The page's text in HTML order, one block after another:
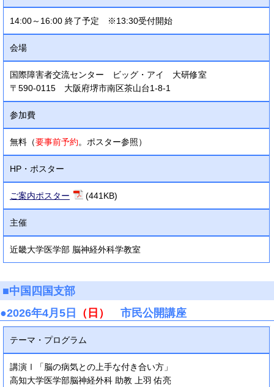
14:00～16:00 終了予定 ※13:30受付開始
会場
国際障害者交流センター ビッグ・アイ 大研修室
〒590-0115 大阪府堺市南区茶山台1-8-1
参加費
無料（要事前予約。ポスター参照）
HP・ポスター
ご案内ポスター (441KB)
主催
近畿大学医学部 脳神経外科学教室
■中国四国支部
●2026年4月5日
（日） 市民公開講座
テーマ・プログラム
講演Ⅰ「脳の病気との上手な付き合い方」
高知大学医学部脳神経外科 助教 上羽 佑亮